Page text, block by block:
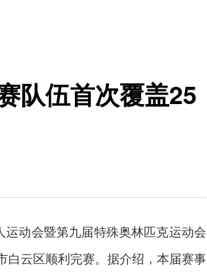
队伍首次覆盖25
动会暨第九届特殊奥林匹克运动会
白云区顺利完赛。据介绍，本届赛事